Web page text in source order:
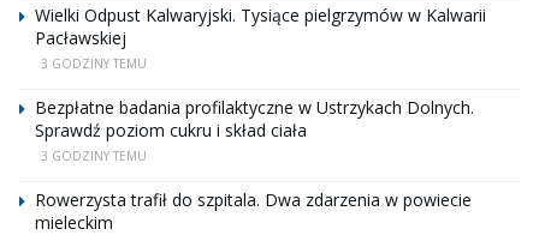
Wielki Odpust Kalwaryjski. Tysiące pielgrzymów w Kalwarii
Pacławskiej
3 GODZINY TEMU
Bezpłatne badania profilaktyczne w Ustrzykach Dolnych.
Sprawdź poziom cukru i skład ciała
3 GODZINY TEMU
Rowerzysta trafił do szpitala. Dwa zdarzenia w powiecie
mieleckim